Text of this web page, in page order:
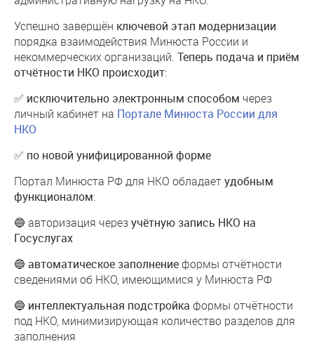
Успешно завершён ключевой этап модернизации
порядка взаимодействия Минюста России и
некоммерческих организаций. Теперь подача и приём
отчётности НКО происходит:
✅ исключительно электронным способом через
личный кабинет на Портале Минюста России для
НКО
✅ по новой унифицированной форме
Портал Минюста РФ для НКО обладаетудобным
функционалом:
🔵 авторизация черезучётную запись НКО на
Госуслугах
🔵 автоматическое заполнение формы отчётности
сведениями об НКО, имеющимися у Минюста РФ
🔵 интеллектуальная подстройка формы отчётности
под НКО, минимизирующая количество разделов для
заполнения